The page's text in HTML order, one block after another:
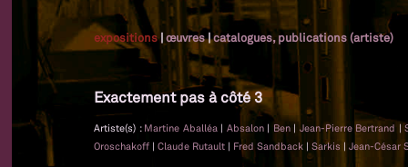
expositions|œuvres|catalogues, publications (artiste)
Exactement pas à côté 3
Artiste(s) : Martine Aballéa | Absalon | Ben | Jean-Pierre Bertrand |
Oroschakoff | Claude Rutault | Fred Sandback | Sarkis | Jean-César